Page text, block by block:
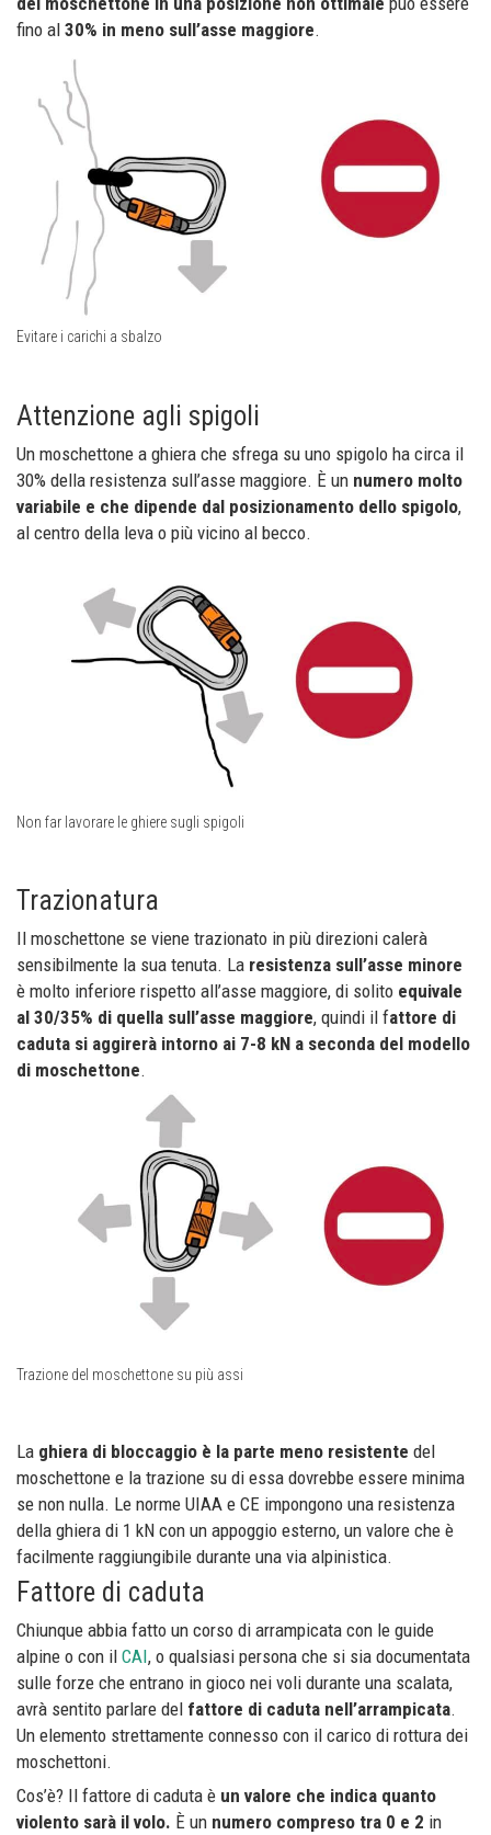
fino al 30% in meno sull’asse maggiore.
Evitare i carichi a sbalzo
Attenzione agli spigoli
Un moschettone a ghiera che sfrega su uno spigolo ha circa il
30% della resistenza sull’asse maggiore. È un numero molto
variabile e che dipende dal posizionamento dello spigolo,
al centro della leva o più vicino al becco.
Non far lavorare le ghiere sugli spigoli
Trazionatura
Il moschettone se viene trazionato in più direzioni calerà
sensibilmente la sua tenuta. La resistenza sull’asse minore
è molto inferiore rispetto all’asse maggiore, di solito equivale
al 30/35% di quella sull’asse maggiore, quindi il fattore di
caduta si aggirerà intorno ai 7-8 kN a seconda del modello
di moschettone.
Trazione del moschettone su più assi
La ghiera di bloccaggio è la parte meno resistente del
moschettone e la trazione su di essa dovrebbe essere minima
se non nulla. Le norme UIAA e CE impongono una resistenza
della ghiera di 1 kN con un appoggio esterno, un valore che è
facilmente raggiungibile durante una via alpinistica.
Fattore di caduta
Chiunque abbia fatto un corso di arrampicata con le guide
alpine o con il CAI, o qualsiasi persona che si sia documentata
sulle forze che entrano in gioco nei voli durante una scalata,
avrà sentito parlare del fattore di caduta nell’arrampicata.
Un elemento strettamente connesso con il carico di rottura dei
moschettoni.
Cos’è? Il fattore di caduta è un valore che indica quanto
violento sarà il volo. È un numero compreso tra 0 e 2 in